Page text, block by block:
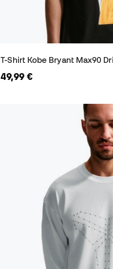
T-Shirt Kobe Bryant Max90
49,99 €